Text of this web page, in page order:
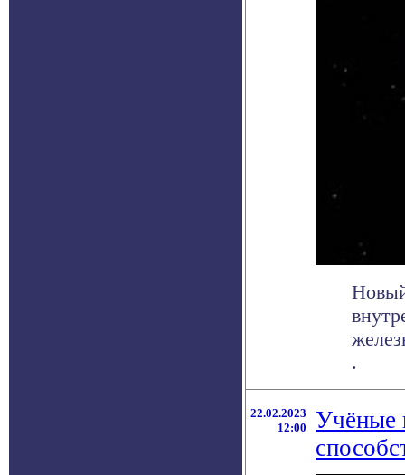
.
22.02.2023
12:00
Учёные